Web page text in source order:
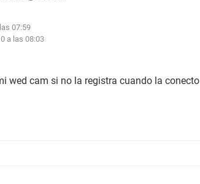
07:59
a las 08:03
wed cam si no la registra cuando la conecto